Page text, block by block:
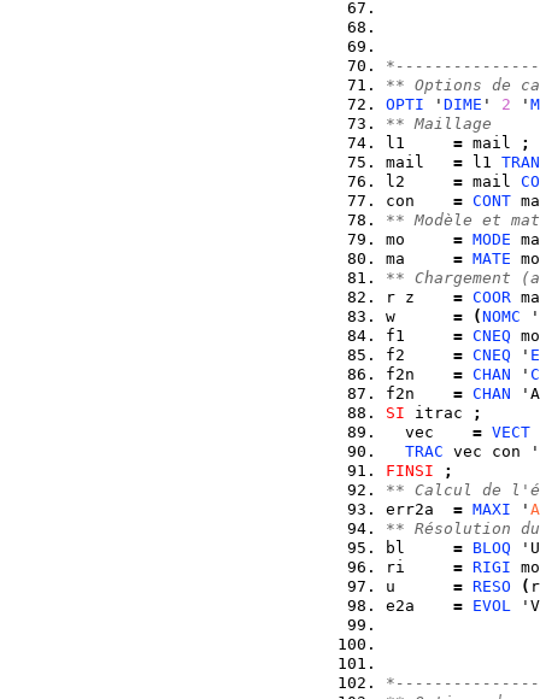
** Options de
OPTI ' DIME ' 2 '
** Maillage
l1 = mail
;
mail = l1 TRAN
l2 = mail
con = CONT
** Modèle et
mo = MODE
ma = MATE
** Chargement
r z = COOR
w = (NOMC
f1 = CNEQ
f2 = CNEQ '
f2n = CHAN '
f2n = CHAN
SI itrac
;
  vec
= VECT
TRAC vec con '
FINSI
;
** Calcul de
err2a = MAXI '
** Résolution
bl = BLOQ
ri = RIGI
u = RESO (
e2a = EVOL